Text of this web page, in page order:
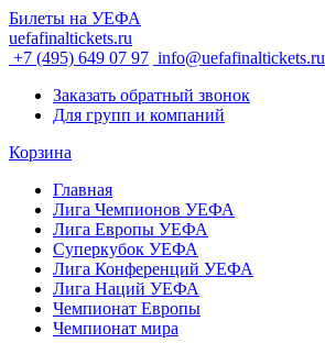
Билеты на УЕФА
uefafinaltickets.ru
+7 (495) 649 07 97 info@uefafinaltickets.ru
Заказать обратный звонок
Для групп и компаний
Корзина
Главная
Лига Чемпионов УЕФА
Лига Европы УЕФА
Суперкубок УЕФА
Лига Конференций УЕФА
Лига Наций УЕФА
Чемпионат Европы
Чемпионат мира